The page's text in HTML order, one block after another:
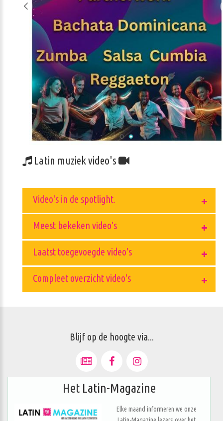
Latin muziek video's
Video's in de spotlight.
Meest bekeken video's
Laatst toegevoegde video's
Compleet overzicht video's
Blijf op de hoogte via...
Het Latin-Magazine
Elke maand informeren we onze